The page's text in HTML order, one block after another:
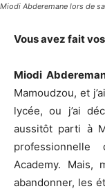
Miodi Abderemane lors de
Vous avez fait
Miodi
Mamoudzou, et
lycée, ou j’ai
aussitôt parti à
professionnelle
Academy. Mais,
abandonner, les